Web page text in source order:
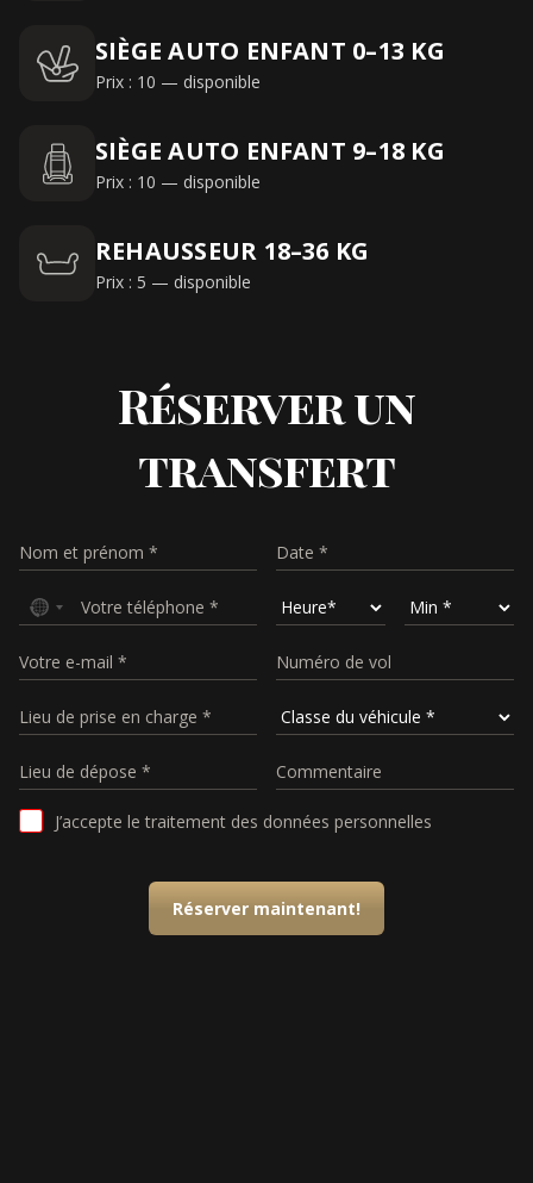
SIÈGE AUTO ENFANT 0–13 KG
Prix : 10 — disponible
SIÈGE AUTO ENFANT 9–18 KG
Prix : 10 — disponible
REHAUSSEUR 18–36 KG
Prix : 5 — disponible
Réserver un
transfert
J’accepte le traitement des données personnelles